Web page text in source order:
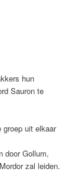
hun
Sauron te
groep uit elkaar
door Gollum,
zal leiden.